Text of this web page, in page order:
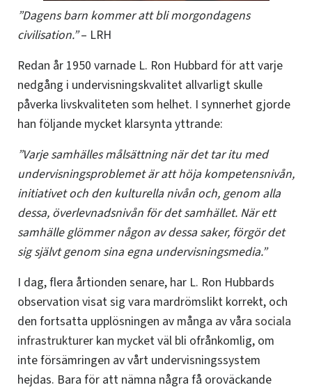
”Dagens barn kommer att bli morgondagens
civilisation.” – LRH
Redan år 1950 varnade L. Ron Hubbard för att varje
nedgång i undervisningskvalitet allvarligt skulle
påverka livskvaliteten som helhet. I synnerhet gjorde
han följande mycket klarsynta yttrande:
”Varje samhälles målsättning när det tar itu med
undervisningsproblemet är att höja kompetensnivån,
initiativet och den kulturella nivån och, genom alla
dessa, överlevnadsnivån för det samhället. När ett
samhälle glömmer någon av dessa saker, förgör det
sig självt genom sina egna undervisningsmedia.”
I dag, flera årtionden senare, har L. Ron Hubbards
observation visat sig vara mardrömslikt korrekt, och
den fortsatta upplösningen av många av våra sociala
infrastrukturer kan mycket väl bli ofrånkomlig, om
inte försämringen av vårt undervisningssystem
hejdas. Bara för att nämna några få oroväckande